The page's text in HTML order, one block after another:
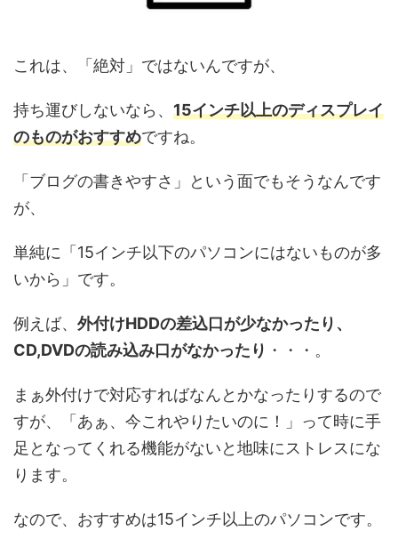
これは、「絶対」ではないんですが、
持ち運びしないなら、 15インチ以上のディスプレイ
のものがおすすめですね。
「ブログの書きやすさ」という面でもそうなんです
が、
単純に「15インチ以下のパソコンにはないものが多
いから」です。
例えば、 外付けHDDの差込口が少なかったり、
CD,DVDの読み込み口がなかったり ・・・。
まぁ外付けで対応すればなんとかなったりするので
すが、「あぁ、今これやりたいのに！」って時に手
足となってくれる機能がないと地味にストレスにな
ります。
なので、おすすめは15インチ以上のパソコンです。